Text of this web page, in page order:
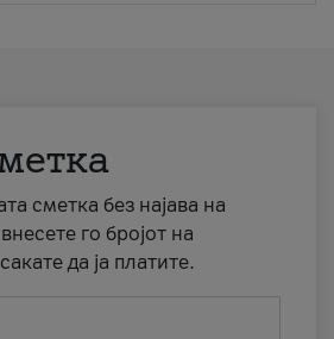
сметка без најава на
го бројот на
да ја платите.